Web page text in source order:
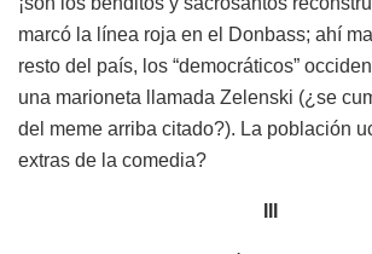
marcó la línea roja en el Donbass; ahí
resto del país, los “democráticos”
una marioneta llamada Zelenski (¿se
del meme arriba citado?). La población
extras de la comedia?